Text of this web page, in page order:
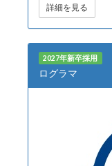
詳細を見る
2027年新卒採用
ログラマ